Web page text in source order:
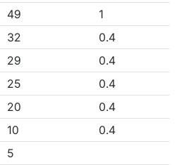
49
1
32
0.4
29
0.4
25
0.4
20
0.4
10
0.4
5